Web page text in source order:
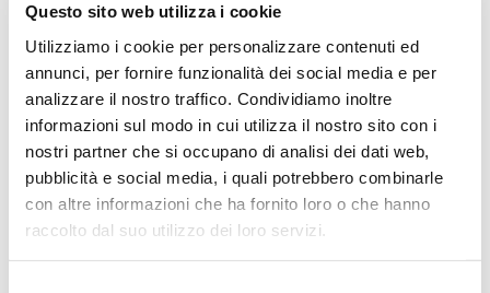
Questo sito web utilizza i cookie
Utilizziamo i cookie per personalizzare contenuti ed
annunci, per fornire funzionalità dei social media e per
analizzare il nostro traffico. Condividiamo inoltre
informazioni sul modo in cui utilizza il nostro sito con i
nostri partner che si occupano di analisi dei dati web,
pubblicità e social media, i quali potrebbero combinarle
con altre informazioni che ha fornito loro o che hanno
raccolto dal suo utilizzo dei loro servizi.
Codice Fiscale:
Procedura di scelta:
Affidamento ai sensi del Regolamento Generale
Aziendale per Lavori Servizi e Forniture (art.238,
comma 7 d.lgs. 163/2006)
Aggiudicatario Nome:
FARMACIA ALL'ANGELO D.RI OLIVETTI S.N.C. -
cod. fisc. 01070000318
Importo Aggiudicazione: